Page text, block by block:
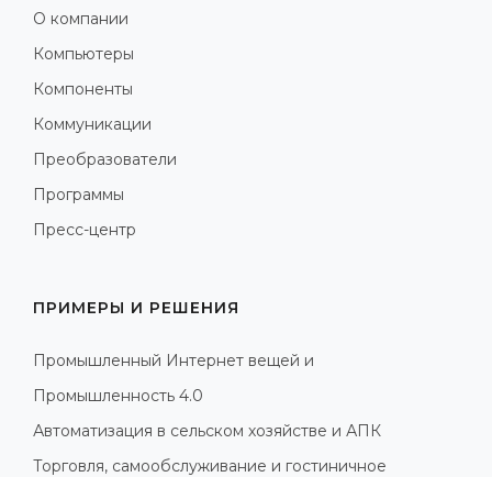
О компании
Компьютеры
Компоненты
Коммуникации
Преобразователи
Программы
Пресс-центр
ПРИМЕРЫ И РЕШЕНИЯ
Промышленный Интернет вещей и
Промышленность 4.0
Автоматизация в сельском хозяйстве и АПК
Торговля, самообслуживание и гостиничное